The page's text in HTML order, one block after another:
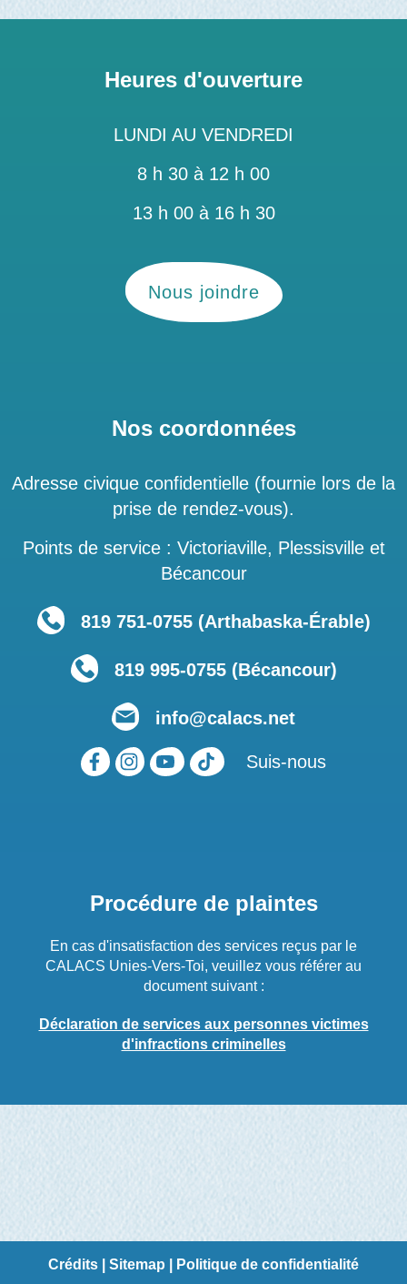
Heures d'ouverture
LUNDI AU VENDREDI
8 h 30 à 12 h 00
13 h 00 à 16 h 30
Nous joindre
Nos coordonnées
Adresse civique confidentielle (fournie lors de la
prise de rendez-vous).
Points de service : Victoriaville, Plessisville et
Bécancour
819 751‑0755 (Arthabaska-Érable)
819 995-0755 (Bécancour)
info@calacs.net
Suis-nous
Procédure de plaintes
En cas d'insatisfaction des services reçus par le
CALACS Unies-Vers-Toi, veuillez vous référer au
document suivant :
Déclaration de services aux personnes victimes
d'infractions criminelles
Crédits Sitemap Politique de confidentialité